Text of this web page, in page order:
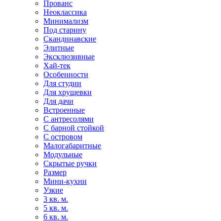
Прованс
Неоклассика
Минимализм
Под старину
Скандинавские
Элитные
Эксклюзивные
Хай-тек
Особенности
Для студии
Для хрущевки
Для дачи
Встроенные
С антресолями
С барной стойкой
С островом
Малогабаритные
Модульные
Скрытые ручки
Размер
Мини-кухни
Узкие
3 кв. м.
5 кв. м.
6 кв. м.